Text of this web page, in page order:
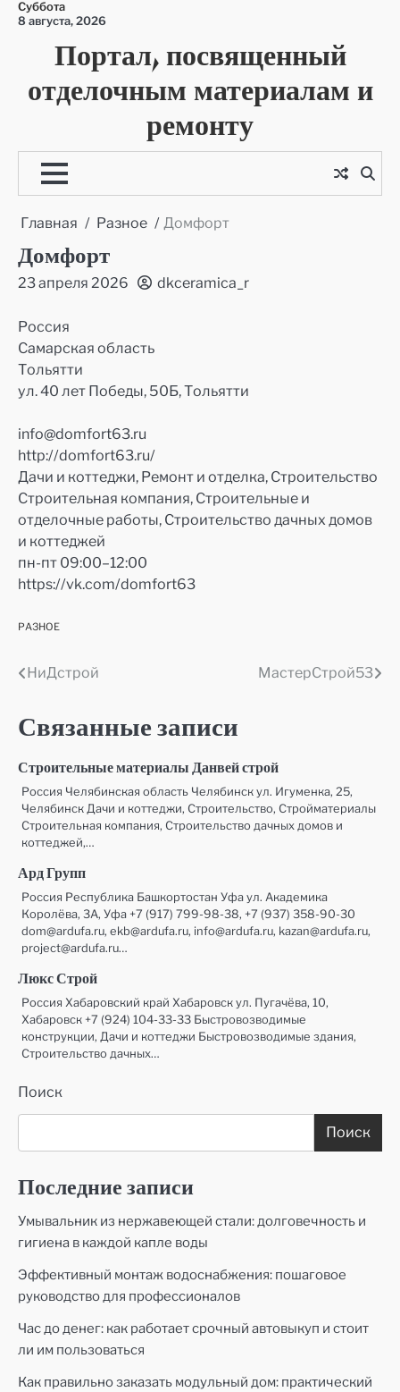
Перейти
содержимому
Суббота
8 августа, 2026
Портал, посвященный
отделочным материалам и
ремонту
Главная Разное Домфорт
Домфорт
23 апреля 2026 dkceramica_r
Россия
Самарская область
Тольятти
ул. 40 лет Победы, 50Б, Тольятти
info@domfort63.ru
http://domfort63.ru/
Дачи и коттеджи, Ремонт и отделка, Строительство
Строительная компания, Строительные и
отделочные работы, Строительство дачных домов
и коттеджей
пн-пт 09:00–12:00
https://vk.com/domfort63
РАЗНОЕ
Навигация
записям
НиДстрой МастерСтрой53
Связанные записи
Строительные материалы Данвей строй
Россия Челябинская область Челябинск ул. Игуменка, 25,
Челябинск Дачи и коттеджи, Строительство, Стройматериалы
Строительная компания, Строительство дачных домов и
коттеджей,…
Ард Групп
Россия Республика Башкортостан Уфа ул. Академика
Королёва, 3А, Уфа +7 (917) 799-98-38, +7 (937) 358-90-30
dom@ardufa.ru, ekb@ardufa.ru, info@ardufa.ru, kazan@ardufa.ru,
project@ardufa.ru…
Люкс Строй
Россия Хабаровский край Хабаровск ул. Пугачёва, 10,
Хабаровск +7 (924) 104-33-33 Быстровозводимые
конструкции, Дачи и коттеджи Быстровозводимые здания,
Строительство дачных…
Поиск
Поиск
Последние записи
Умывальник из нержавеющей стали: долговечность и
гигиена в каждой капле воды
Эффективный монтаж водоснабжения: пошаговое
руководство для профессионалов
Час до денег: как работает срочный автовыкуп и стоит
ли им пользоваться
Как правильно заказать модульный дом: практический